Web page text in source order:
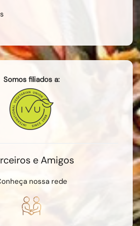
Somos filiados a:
e Amigos
nossa rede